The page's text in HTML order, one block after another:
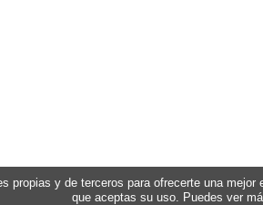
propias y de terceros para ofrecerte una
que aceptas su uso. Puedes ver